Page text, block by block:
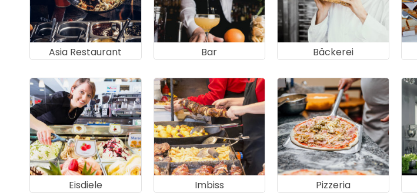
Asia Restaurant Bar Bäckerei
Eisdiele Imbiss Pizzeria